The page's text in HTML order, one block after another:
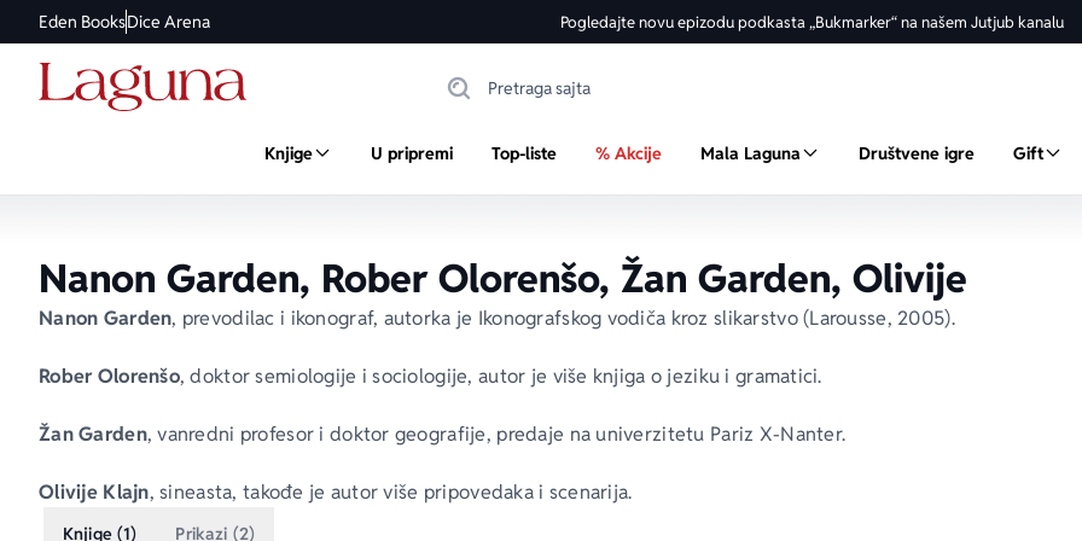
Eden BooksDice Arena Pogledajte novu epizodu podkasta „Bukmarker“ na našem Jutjub kanalu
Knjige U pripremi Top-liste % Akcije Mala Laguna Društvene igre Gift
Nanon Garden, Rober Olorenšo, Žan Garden, Olivije
Nanon Garden, prevodilac i ikonograf, autorka je Ikonografskog vodiča kroz slikarstvo (Larousse, 2005).
Rober Olorenšo, doktor semiologije i sociologije, autor je više knjiga o jeziku i gramatici.
Žan Garden, vanredni profesor i doktor geografije, predaje na univerzitetu Pariz X-Nanter.
Olivije Klajn, sineasta, takođe je autor više pripovedaka i scenarija.
Knjige (1) Prikazi (2)